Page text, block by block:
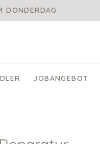
DONDERDAG
JOBANGEBOT